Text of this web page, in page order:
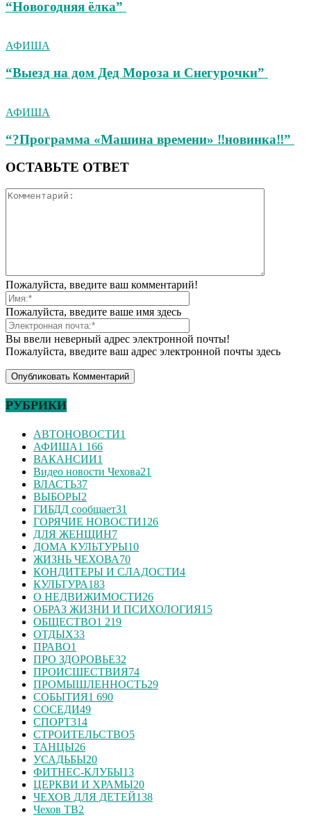
“Новогодняя ёлка”
АФИША
“Выезд на дом Дед Мороза и Снегурочки”
АФИША
“?Программа «Машина времени» ‼новинка‼”
ОСТАВЬТЕ ОТВЕТ
Пожалуйста, введите ваш комментарий!
Пожалуйста, введите ваше имя здесь
Вы ввели неверный адрес электронной почты!
Пожалуйста, введите ваш адрес электронной почты здесь
РУБРИКИ
АВТОНОВОСТИ1
АФИША1 166
ВАКАНСИИ1
Видео новости Чехова21
ВЛАСТЬ37
ВЫБОРЫ2
ГИБДД сообщает31
ГОРЯЧИЕ НОВОСТИ126
ДЛЯ ЖЕНЩИН7
ДОМА КУЛЬТУРЫ10
ЖИЗНЬ ЧЕХОВА70
КОНДИТЕРЫ И СЛАДОСТИ4
КУЛЬТУРА183
О НЕДВИЖИМОСТИ26
ОБРАЗ ЖИЗНИ И ПСИХОЛОГИЯ15
ОБЩЕСТВО1 219
ОТДЫХ33
ПРАВО1
ПРО ЗДОРОВЬЕ32
ПРОИСШЕСТВИЯ74
ПРОМЫШЛЕННОСТЬ29
СОБЫТИЯ1 690
СОСЕДИ49
СПОРТ314
СТРОИТЕЛЬСТВО5
ТАНЦЫ26
УСАДЬБЫ20
ФИТНЕС-КЛУБЫ13
ЦЕРКВИ И ХРАМЫ20
ЧЕХОВ ДЛЯ ДЕТЕЙ138
Чехов ТВ2